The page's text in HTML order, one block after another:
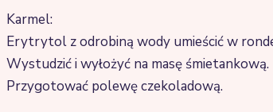
Karmel:
Erytrytol z odrobiną wody umieścić w
Wystudzić i wyłożyć na masę śmietankową.
Przygotować polewę czekoladową.